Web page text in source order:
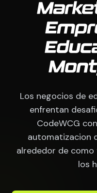
Los negocios de
enfrentan
CodeWCG
automatizacion
alrededor de como
los